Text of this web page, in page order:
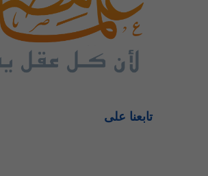
تابعنا على